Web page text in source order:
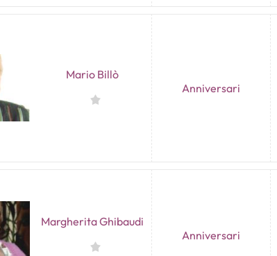
Mario Billò
Anniversari
Margherita Ghibaudi
Anniversari